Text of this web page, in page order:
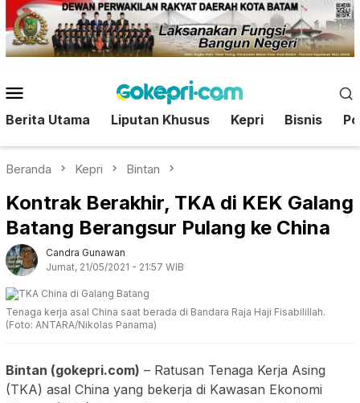
Loncat
ke
konten
Mobile
Berita Utama Liputan Khusus Kepri Bisnis
Beranda Kepri Bintan
Kontrak Berakhir, TKA di KEK Galang
Batang Berangsur Pulang ke China
Candra Gunawan
Jumat, 21/05/2021 - 21:57 WIB
Tenaga kerja asal China saat berada di Bandara Raja Haji Fisabilillah.
(Foto: ANTARA/Nikolas Panama)
Bintan (gokepri.com) – Ratusan Tenaga Kerja Asing
(TKA) asal China yang bekerja di Kawasan Ekonomi